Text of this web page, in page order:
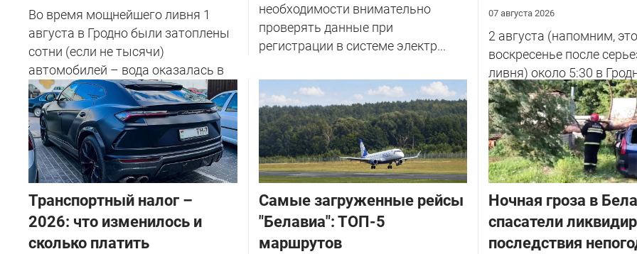
Во время мощнейшего ливня 1
августа в Гродно были затоплены
сотни (если не тысячи)
автомобилей – вода оказалась в
салоне...
необходимости внимательно
проверять данные при
регистрации в системе электр...
07 августа 2026
2 августа (напомним,
воскресенье после
ливня) около 5:30 в
улице Советских
у...
Транспортный налог –
2026: что изменилось и
сколько платить
Самые загруженные рейсы
"Белавиа": ТОП-5
маршрутов
Ночная гроза в
спасатели
последствия